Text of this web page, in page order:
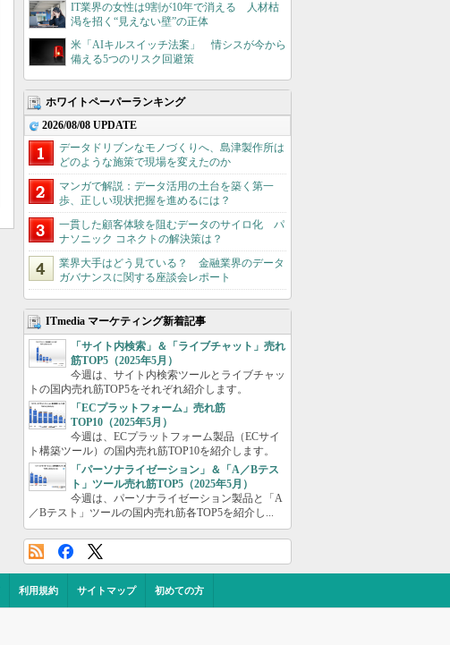
IT業界の女性は9割が10年で消える 人材枯
渇を招く“見えない壁”の正体
米「AIキルスイッチ法案」 情シスが今から
備える5つのリスク回避策
ホワイトペーパーランキング
2026/08/08 UPDATE
データドリブンなモノづくりへ、島津製作所は
どのような施策で現場を変えたのか
マンガで解説：データ活用の土台を築く第一
歩、正しい現状把握を進めるには？
一貫した顧客体験を阻むデータのサイロ化 パ
ナソニック コネクトの解決策は？
業界大手はどう見ている？ 金融業界のデータ
ガバナンスに関する座談会レポート
ITmedia マーケティング新着記事
「サイト内検索」＆「ライブチャット」売れ
筋TOP5（2025年5月）
今週は、サイト内検索ツールとライブチャッ
トの国内売れ筋TOP5をそれぞれ紹介します。
「ECプラットフォーム」売れ筋
TOP10（2025年5月）
今週は、ECプラットフォーム製品（ECサイ
ト構築ツール）の国内売れ筋TOP10を紹介します。
「パーソナライゼーション」＆「A／Bテス
ト」ツール売れ筋TOP5（2025年5月）
今週は、パーソナライゼーション製品と「A
／Bテスト」ツールの国内売れ筋各TOP5を紹介し...
利用規約 サイトマップ 初めての方